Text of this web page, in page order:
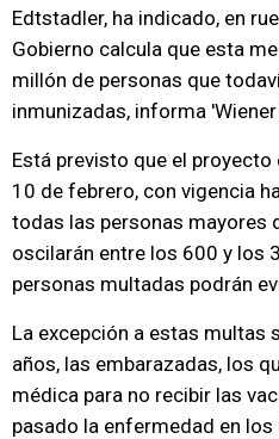
Edtstadler, ha indicado, en
Gobierno calcula que esta
millón de personas que
inmunizadas, informa
Está previsto que el
10 de febrero, con vigencia
todas las personas mayores
oscilarán entre los 600 y los
personas multadas podrán
La excepción a estas multas
años, las embarazadas, los
médica para no recibir las
pasado la enfermedad en